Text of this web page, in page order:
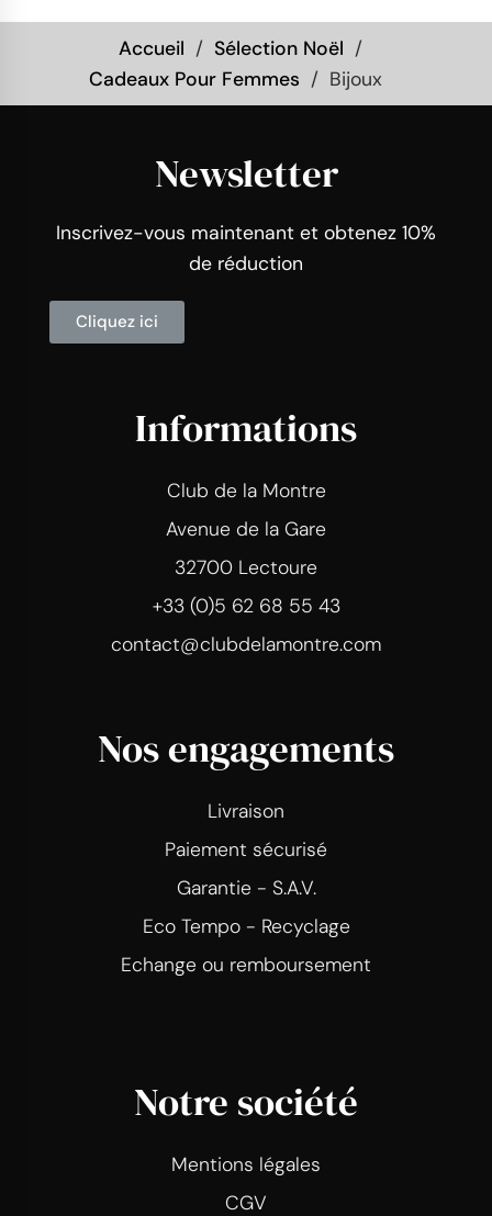
Accueil
Sélection Noël
Cadeaux Pour Femmes
Bijoux
Newsletter
Inscrivez-vous maintenant et obtenez 10%
de réduction
Cliquez ici
Informations
Club de la Montre
Avenue de la Gare
32700 Lectoure
+33 (0)5 62 68 55 43
contact@clubdelamontre.com
Nos engagements
Livraison
Paiement sécurisé
Garantie - S.A.V.
Eco Tempo - Recyclage
Echange ou remboursement
Notre société
Mentions légales
CGV